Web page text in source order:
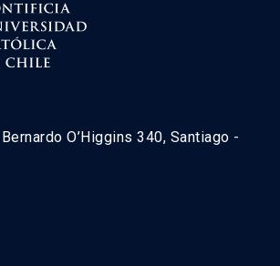
O’Higgins 340, Santiago -